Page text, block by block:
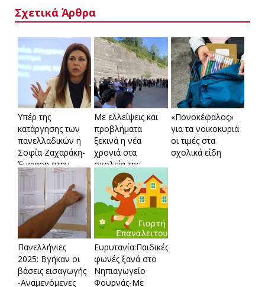
Σχετικά Άρθρα
Υπέρ της
κατάργησης των
πανελλαδικών η
Σοφία Ζαχαράκη-
Έμφαση στην
ψυχική υγεία
Mε ελλείψεις και
προβλήματα
ξεκινά η νέα
χρονιά στα
σχολεία της
Ευρυτανίας
«Πονοκέφαλος»
για τα νοικοκυριά
οι τιμές στα
σχολικά είδη
Πανελλήνιες
2025: Βγήκαν οι
βάσεις εισαγωγής
-Αναμενόμενες
Ευρυτανία:Παιδικές
φωνές ξανά στο
Νηπιαγωγείο
Φουρνάς-Με